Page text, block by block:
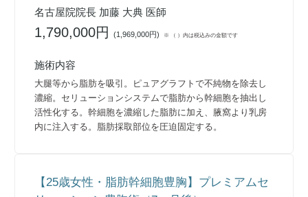
名古屋院院長 加藤 大典 医師
1,790,000円(1,969,000円) ※ （ ）内は税込みの金額です
施術内容
大腿等から脂肪を吸引。ピュアグラフトで不純物を除去し
濃縮。セリューションシステムで脂肪から幹細胞を抽出し
活性化する。幹細胞を濃縮した脂肪に加え、腋窩より乳房
内に注入する。脂肪採取部位を圧迫固定する。
【25歳女性・脂肪幹細胞豊胸】プレミアムセ